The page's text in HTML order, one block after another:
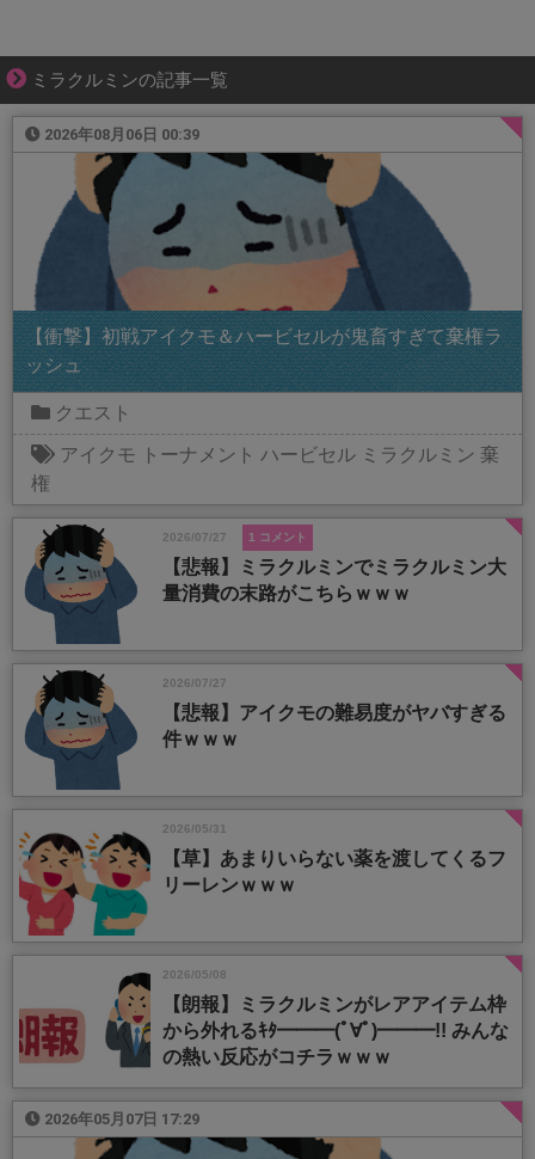
ミラクルミンの記事一覧
2026年08月06日 00:39
【衝撃】初戦アイクモ＆ハービセルが鬼畜すぎて棄権ラ
ッシュ
クエスト
アイクモ トーナメント ハービセル ミラクルミン 棄
権
2026/07/27 1 コメント
【悲報】ミラクルミンでミラクルミン大
量消費の末路がこちらｗｗｗ
2026/07/27
【悲報】アイクモの難易度がヤバすぎる
件ｗｗｗ
2026/05/31
【草】あまりいらない薬を渡してくるフ
リーレンｗｗｗ
2026/05/08
【朗報】ミラクルミンがレアアイテム枠
から外れるｷﾀ━━━(ﾟ∀ﾟ)━━━!! みんな
の熱い反応がコチラｗｗｗ
2026年05月07日 17:29